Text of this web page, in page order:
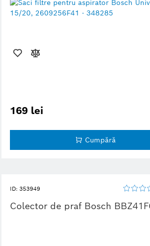
169 lei
Cumpără
ID: 353949
Colector de praf Bosch